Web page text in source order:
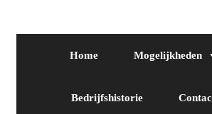
Home Mogelijkheden
Bedrijfshistorie